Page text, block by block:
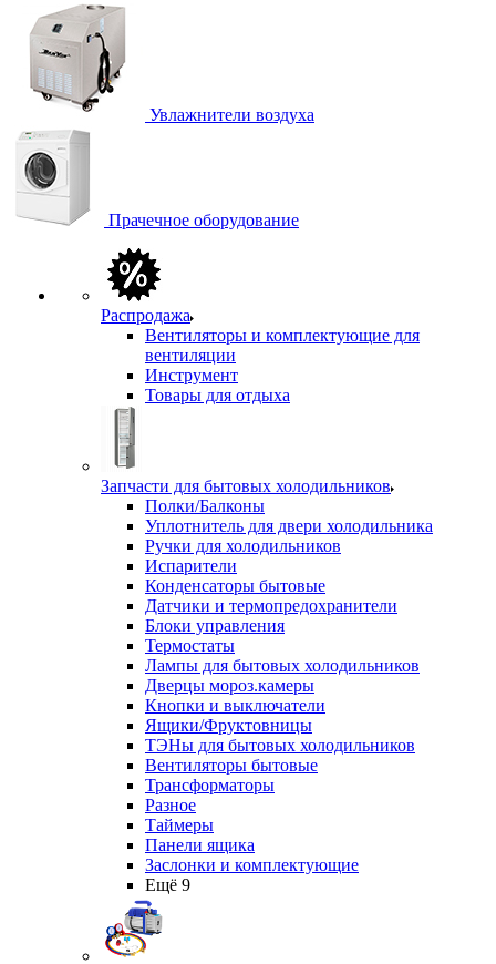
Увлажнители воздуха
Прачечное оборудование
Распродажа
Вентиляторы и комплектующие для
вентиляции
Инструмент
Товары для отдыха
Запчасти для бытовых холодильников
Полки/Балконы
Уплотнитель для двери холодильника
Ручки для холодильников
Испарители
Конденсаторы бытовые
Датчики и термопредохранители
Блоки управления
Термостаты
Лампы для бытовых холодильников
Дверцы мороз.камеры
Кнопки и выключатели
Ящики/Фруктовницы
ТЭНы для бытовых холодильников
Вентиляторы бытовые
Трансформаторы
Разное
Таймеры
Панели ящика
Заслонки и комплектующие
Ещё 9